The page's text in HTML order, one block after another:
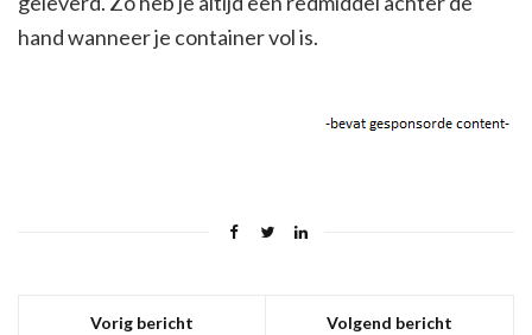
hand wanneer je container vol is.
Vorig bericht Volgend bericht